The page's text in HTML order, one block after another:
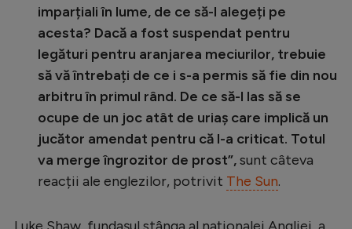
imparțiali în lume, de ce să-l alegeți pe
acesta? Dacă a fost suspendat pentru
legături pentru aranjarea meciurilor, trebuie
să vă întrebați de ce i s-a permis să fie din nou
arbitru în primul rând. De ce să-l las să se
ocupe de un joc atât de uriaș care implică un
jucător amendat pentru că l-a criticat. Totul
va merge îngrozitor de prost”,sunt câteva
reacții ale englezilor, potrivit The Sun.
Luke Shaw, fundașul stânga al naționalei Angliei, a